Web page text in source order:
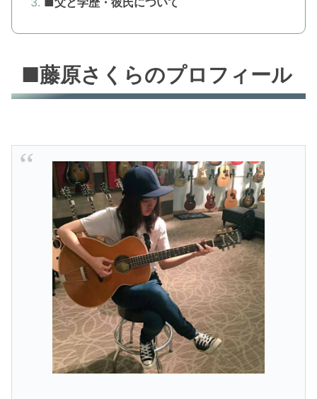
■藤原さくらのプロフィール